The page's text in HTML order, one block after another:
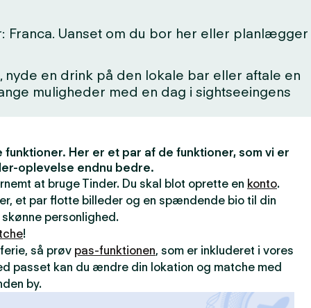
Franca. Uanset om du bor her eller planlægger
en drink på den lokale bar eller aftale en
muligheder med en dag i sightseeingens
Her er et par af de funktioner, som vi er
oplevelse endnu bedre.
at bruge Tinder. Du skal blot oprette en konto.
et par flotte billeder og en spændende bio til din
personlighed.
!
så prøv pas-funktionen, som er inkluderet i vores
passet kan du ændre din lokation og matche med
by.